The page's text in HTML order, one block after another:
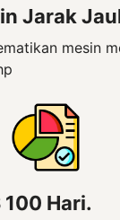
Jarak
mesin
100 Hari.